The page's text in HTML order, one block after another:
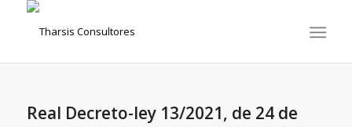
Real Decreto-ley 13/2021, de 24 de